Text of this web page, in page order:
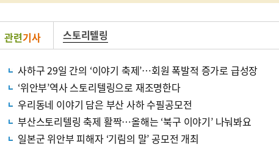
관련기사 스토리텔링
사하구 29일 간의 ‘이야기 축제’…회원 폭발적 증가로 급성장
‘위안부’역사 스토리텔링으로 재조명한다
우리동네 이야기 담은 부산 사하 수필공모전
부산스토리텔링 축제 활짝…올해는 ‘북구 이야기’ 나눠봐요
일본군 위안부 피해자 ‘기림의 말’ 공모전 개최